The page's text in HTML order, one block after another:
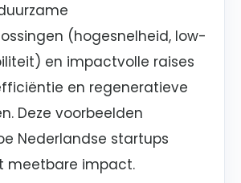
(hogesnelheid, low-
en impactvolle raises
en regeneratieve
Deze voorbeelden
Nederlandse startups
meetbare impact.